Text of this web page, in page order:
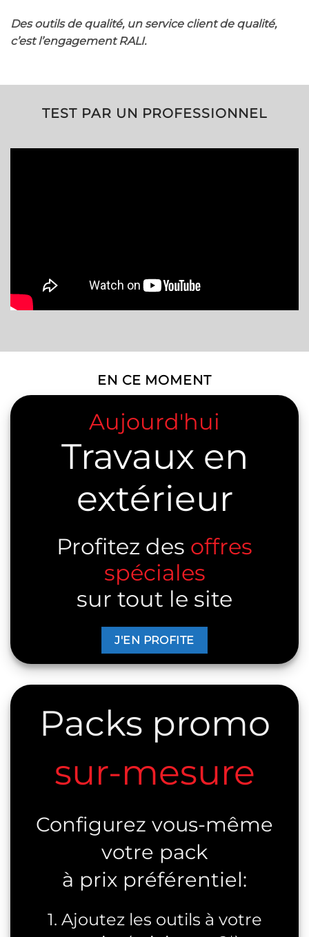
Des outils de qualité, un service client de qualité,
c’est l’engagement RALI.
TEST PAR UN PROFESSIONNEL
EN CE MOMENT
Aujourd'hui
Travaux en
extérieur
Profitez des offres
spéciales
sur tout le site
J'EN PROFITE
Packs promo
sur-mesure
Configurez vous-même
votre pack
à prix préférentiel:
1. Ajoutez les outils à votre